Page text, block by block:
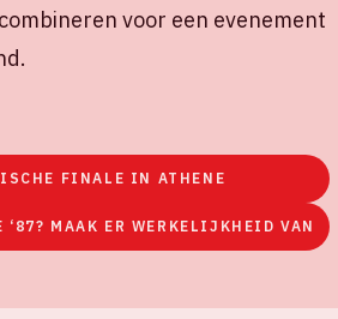
voor een evenement
FINALE IN ATHENE
MAAK ER WERKELIJKHEID VAN